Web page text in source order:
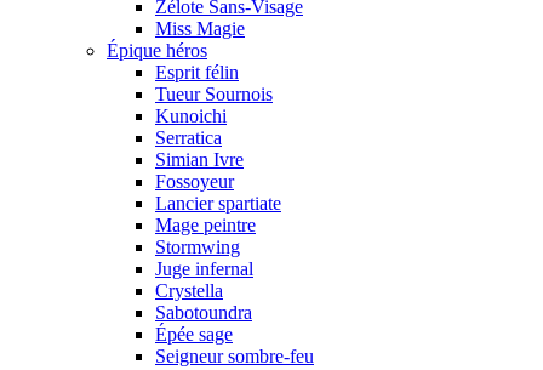
Zélote Sans-Visage
Miss Magie
Épique héros
Esprit félin
Tueur Sournois
Kunoichi
Serratica
Simian Ivre
Fossoyeur
Lancier spartiate
Mage peintre
Stormwing
Juge infernal
Crystella
Sabotoundra
Épée sage
Seigneur sombre-feu